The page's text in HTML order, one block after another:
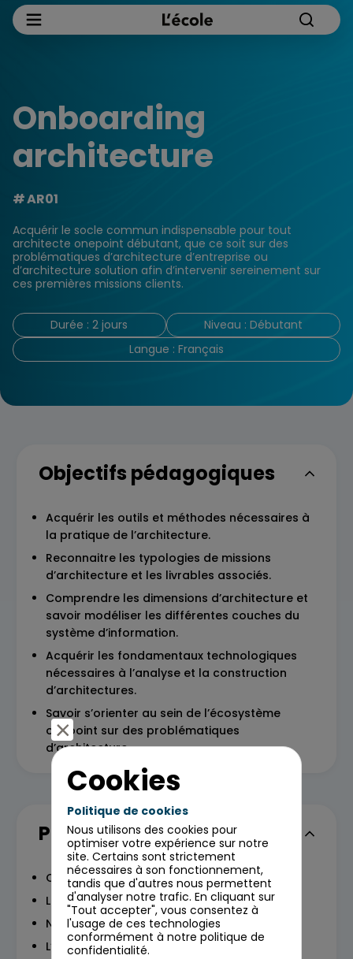
Onboarding
architecture
AR01
Acquérir le socle commun indispensable pour tout
architecte onepoint débutant, que ce soit sur des
problématiques d’architecture d’entreprise ou
d’architecture solution afin d’intervenir sereinement sur
ces premières missions clients.
Durée : 2 jours
Niveau : Débutant
Langue : Français
Objectifs pédagogiques
Acquérir les outils et méthodes nécessaires à
la pratique de l’architecture.
Reconnaitre les typologies de missions
d’architecture et les livrables associés.
Comprendre les dimensions d’architecture et
savoir modéliser les différentes couches du
système d’information.
Acquérir les fondamentaux technologiques
nécessaires à l’analyse et la construction
d’architectures.
Savoir s’orienter au sein de l’écosystème
onepoint sur des problématiques
d’architecture.
Programme
Qu’est-ce que l’architecture ?
Les différents types d’architectes
Nos outils et méthodes
L’architecture dans les projets
Cookies
Politique de cookies
Nous utilisons des cookies pour
optimiser votre expérience sur notre
site. Certains sont strictement
nécessaires à son fonctionnement,
tandis que d'autres nous permettent
d'analyser notre trafic. En cliquant sur
"Tout accepter", vous consentez à
l'usage de ces technologies
conformément à notre politique de
confidentialité.